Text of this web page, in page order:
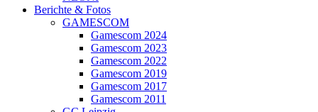
Berichte & Fotos
GAMESCOM
Gamescom 2024
Gamescom 2023
Gamescom 2022
Gamescom 2019
Gamescom 2017
Gamescom 2011